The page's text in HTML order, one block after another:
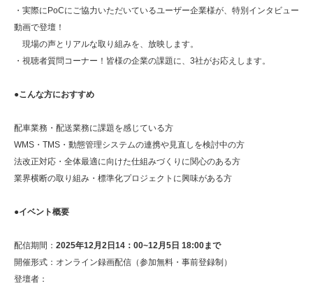
・実際にPoCにご協力いただいているユーザー企業様が、特別インタビュー
動画で登壇！
現場の声とリアルな取り組みを、放映します。
・視聴者質問コーナー！皆様の企業の課題に、3社がお応えします。
●こんな方におすすめ
配車業務・配送業務に課題を感じている方
WMS・TMS・動態管理システムの連携や見直しを検討中の方
法改正対応・全体最適に向けた仕組みづくりに関心のある方
業界横断の取り組み・標準化プロジェクトに興味がある方
●イベント概要
配信期間： 2025年12月2日14：00~12月5日 18:00まで
開催形式：オンライン録画配信（参加無料・事前登録制）
登壇者：